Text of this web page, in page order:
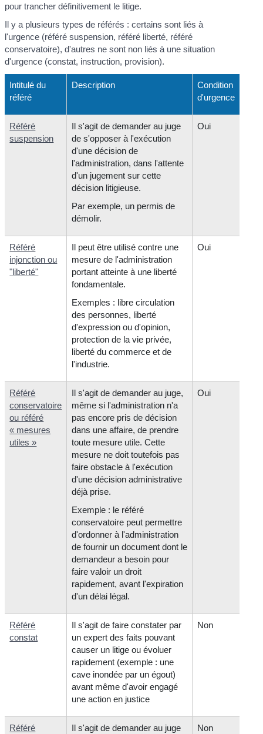
pour trancher définitivement le litige.
Il y a plusieurs types de référés : certains sont liés à
l'urgence (référé suspension, référé liberté, référé
conservatoire), d'autres ne sont non liés à une situation
d'urgence (constat, instruction, provision).
Intitulé du
référé
Description
Condition
d'urgence
Référé
suspension
Il s'agit de demander au juge
de s'opposer à l'exécution
d'une décision de
l'administration, dans l'attente
d'un jugement sur cette
décision litigieuse.
Par exemple, un permis de
démolir.
Oui
Référé
injonction ou
"liberté"
Il peut être utilisé contre une
mesure de l'administration
portant atteinte à une liberté
fondamentale.
Exemples : libre circulation
des personnes, liberté
d'expression ou d'opinion,
protection de la vie privée,
liberté du commerce et de
l'industrie.
Oui
Référé
conservatoire
ou référé
« mesures
utiles »
Il s'agit de demander au juge,
même si l'administration n'a
pas encore pris de décision
dans une affaire, de prendre
toute mesure utile. Cette
mesure ne doit toutefois pas
faire obstacle à l'exécution
d'une décision administrative
déjà prise.
Exemple : le référé
conservatoire peut permettre
d'ordonner à l'administration
de fournir un document dont le
demandeur a besoin pour
faire valoir un droit
rapidement, avant l'expiration
d'un délai légal.
Oui
Référé
constat
Il s'agit de faire constater par
un expert des faits pouvant
causer un litige ou évoluer
rapidement (exemple : une
cave inondée par un égout)
avant même d'avoir engagé
une action en justice
Non
Référé
Il s'agit de demander au juge
Non